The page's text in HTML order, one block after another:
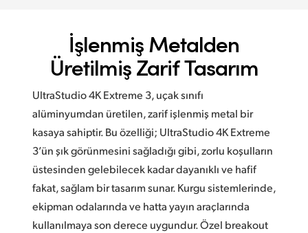
İşlenmiş Metalden
Üretilmiş Zarif Tasarım
UltraStudio 4K Extreme 3, uçak sınıfı
alüminyumdan üretilen, zarif işlenmiş metal bir
kasaya sahiptir. Bu özelliği; UltraStudio 4K Extreme
3’ün şık görünmesini sağladığı gibi, zorlu koşulların
üstesinden gelebilecek kadar dayanıklı ve hafif
fakat, sağlam bir tasarım sunar. Kurgu sistemlerinde,
ekipman odalarında ve hatta yayın araçlarında
kullanılmaya son derece uygundur. Özel breakout